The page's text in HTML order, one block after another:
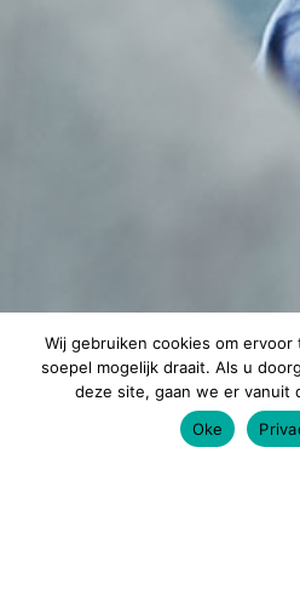
Wij gebruiken cookies om
soepel mogelijk draait. Als u
deze site, gaan we er vanuit
Oke